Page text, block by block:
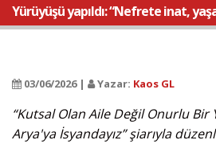
Yürüyüşü yapıldı: “Nefrete inat,
03/06/2026 | Yazar: Kaos GL
“Kutsal Olan Aile Değil Onurlu Bir
Arya'ya İsyandayız” şiarıyla